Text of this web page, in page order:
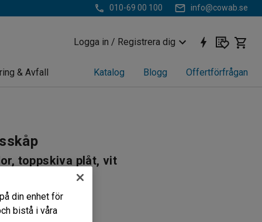
010-69 00 100 info@cowab.se
Logga in / Registrera dig
& Avfall Katalog Blogg Offertförfrågan
toppskiva plåt, vit
i A0-format
med benpall
din enhet för
bistå i våra